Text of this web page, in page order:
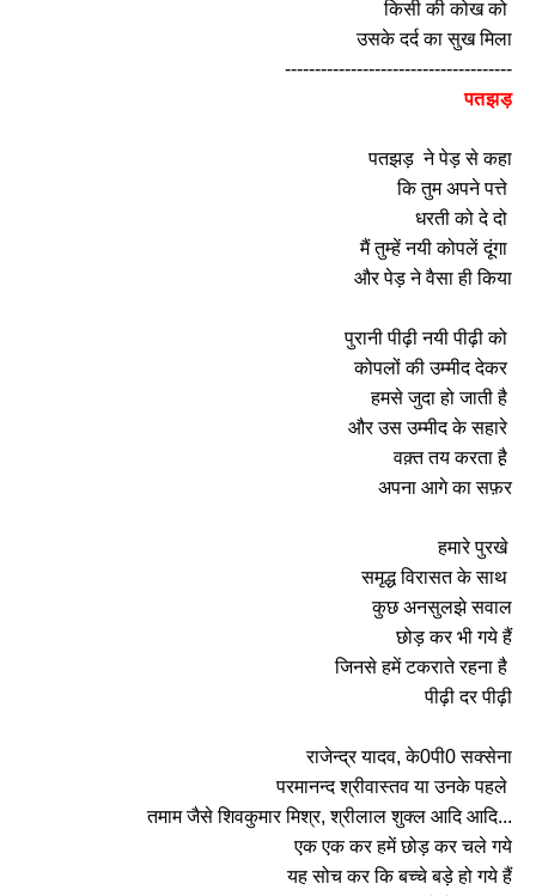
किसी की कोख को
उसके दर्द का सुख मिला
--------------------------------------
पतझड़
पतझड़ ने पेड़ से कहा
कि तुम अपने पत्ते
धरती को दे दो
मैं तुम्हें नयी कोपलें दूंगा
और पेड़ ने वैसा ही किया
पुरानी पीढ़ी नयी पीढ़ी को
कोपलों की उम्मीद देकर
हमसे जुदा हो जाती है
और उस उम्मीद के सहारे
वक़्त तय करता है़
अपना आगे का सफ़र
हमारे पुरखे
समृद्ध विरासत के साथ
कुछ अनसुलझे सवाल
छोड़ कर भी गये हैं
जिनसे हमें टकराते रहना है
पीढ़ी दर पीढ़ी
राजेन्द्र यादव, के0पी0 सक्सेना
परमानन्द श्रीवास्तव या उनके पहले
तमाम जैसे शिवकुमार मिश्र, श्रीलाल शुक्ल आदि आदि...
एक एक कर हमें छोड़ कर चले गये
यह सोच कर कि बच्चे बड़े हो गये हैं